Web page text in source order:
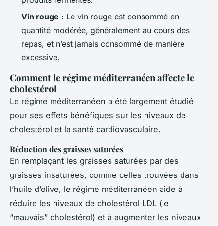
Vin rouge : Le vin rouge est consommé en
quantité modérée, généralement au cours des
repas, et n’est jamais consommé de manière
excessive.
Comment le régime méditerranéen affecte le
cholestérol
Le régime méditerranéen a été largement étudié
pour ses effets bénéfiques sur les niveaux de
cholestérol et la santé cardiovasculaire.
Réduction des graisses saturées
En remplaçant les graisses saturées par des
graisses insaturées, comme celles trouvées dans
l’huile d’olive, le régime méditerranéen aide à
réduire les niveaux de cholestérol LDL (le
“mauvais” cholestérol) et à augmenter les niveaux